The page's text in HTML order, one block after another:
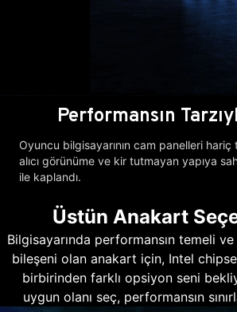
Performansın
Oyuncu bilgisayarının cam panelleri
alıcı görünüme ve kir tutmayan yapıya
ile kaplandı.
Üstün Anakart
Bilgisayarında performansın temeli
bileşeni olan anakart için, Intel
birbirinden farklı opsiyon seni
uygun olanı seç, performansın